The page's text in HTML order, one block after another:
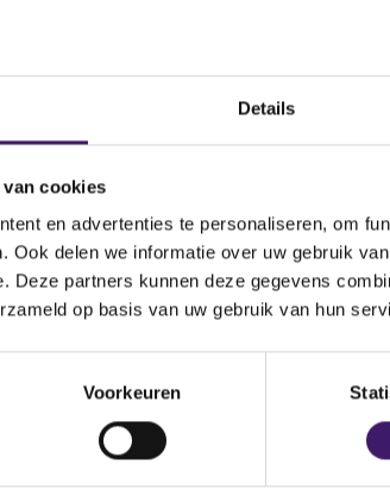
Details
cookies
en advertenties te personaliseren, om
Ook delen we informatie over uw gebruik
Deze partners kunnen deze gegevens
op basis van uw gebruik van hun
Voorkeuren
de site